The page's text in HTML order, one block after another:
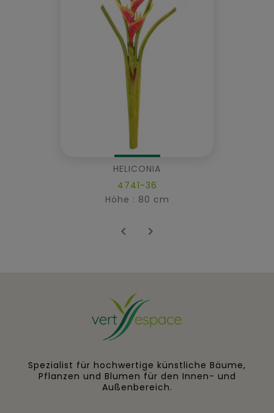
HELICONIA
4741-36
Höhe : 80 cm
 
Spezialist für hochwertige künstliche Bäume,
Pflanzen und Blumen für den Innen- und
Außenbereich.